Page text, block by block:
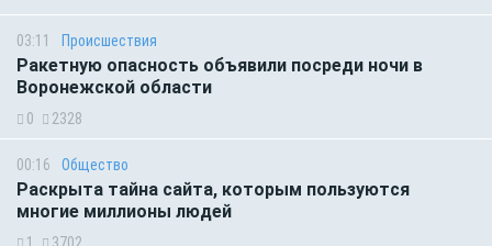
03:11 Происшествия
Ракетную опасность объявили посреди ночи в
Воронежской области
0 2328
00:16 Общество
Раскрыта тайна сайта, которым пользуются
многие миллионы людей